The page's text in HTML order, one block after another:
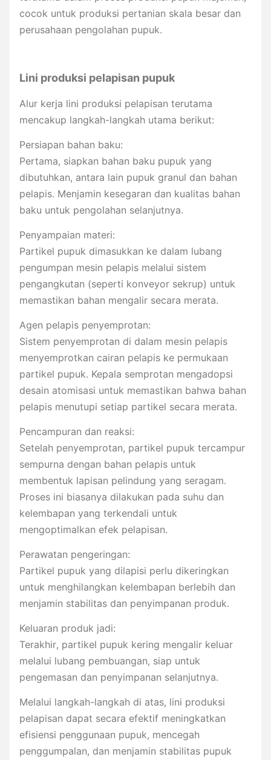
cocok untuk produksi pertanian skala besar dan
perusahaan pengolahan pupuk.
Lini produksi pelapisan pupuk
Alur kerja lini produksi pelapisan terutama
mencakup langkah-langkah utama berikut:
Persiapan bahan baku:
Pertama, siapkan bahan baku pupuk yang
dibutuhkan, antara lain pupuk granul dan bahan
pelapis. Menjamin kesegaran dan kualitas bahan
baku untuk pengolahan selanjutnya.
Penyampaian materi:
Partikel pupuk dimasukkan ke dalam lubang
pengumpan mesin pelapis melalui sistem
pengangkutan (seperti konveyor sekrup) untuk
memastikan bahan mengalir secara merata.
Agen pelapis penyemprotan:
Sistem penyemprotan di dalam mesin pelapis
menyemprotkan cairan pelapis ke permukaan
partikel pupuk. Kepala semprotan mengadopsi
desain atomisasi untuk memastikan bahwa bahan
pelapis menutupi setiap partikel secara merata.
Pencampuran dan reaksi:
Setelah penyemprotan, partikel pupuk tercampur
sempurna dengan bahan pelapis untuk
membentuk lapisan pelindung yang seragam.
Proses ini biasanya dilakukan pada suhu dan
kelembapan yang terkendali untuk
mengoptimalkan efek pelapisan.
Perawatan pengeringan:
Partikel pupuk yang dilapisi perlu dikeringkan
untuk menghilangkan kelembapan berlebih dan
menjamin stabilitas dan penyimpanan produk.
Keluaran produk jadi:
Terakhir, partikel pupuk kering mengalir keluar
melalui lubang pembuangan, siap untuk
pengemasan dan penyimpanan selanjutnya.
Melalui langkah-langkah di atas, lini produksi
pelapisan dapat secara efektif meningkatkan
efisiensi penggunaan pupuk, mencegah
penggumpalan, dan menjamin stabilitas pupuk